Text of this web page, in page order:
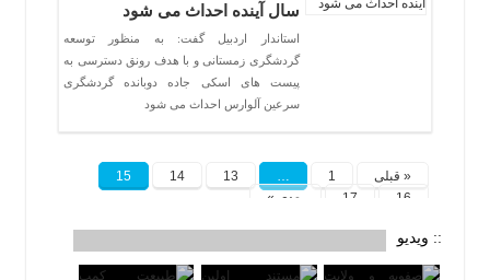
سال آینده احداث می شود
استاندار اردبیل گفت: به منظور توسعه
گردشگری زمستانی و با هدف رونق دسترسی به
پیست های اسکی جاده دوبانده گردشگری
سرعین آلوارس احداث می شود
« قبلی 1
…
13
14
15
16
17 بعدی »
:: ویدیو